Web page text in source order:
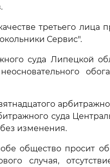
третьего лица
Сервис".
суда Липецкой
суда
без изменения.
общество просит
случая,